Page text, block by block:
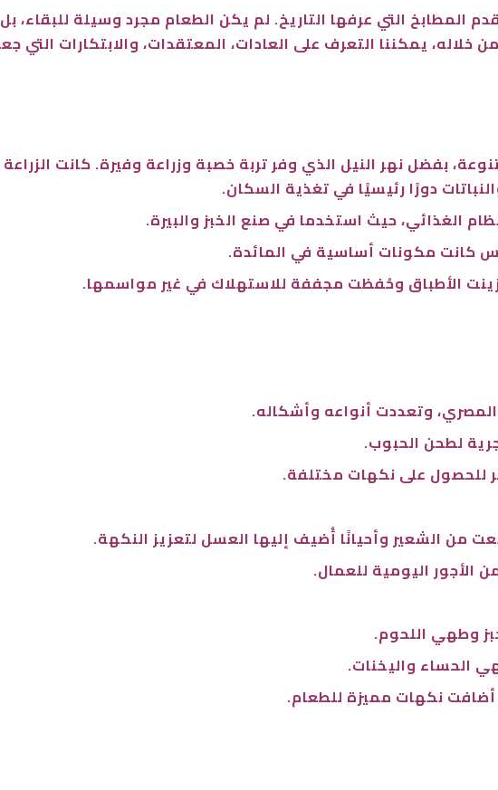
المطابخ التي عرفها التاريخ. لم يكن الطعام مجرد وسيلة للبقاء،
خلاله، يمكننا التعرف على العادات، المعتقدات، والابتكارات التي
بفضل نهر النيل الذي وفر تربة خصبة وزراعة وفيرة. كانت الزراعة
دورًا رئيسيًا في تغذية السكان.
الغذائي، حيث استخدما في صنع الخبز والبيرة.
كانت مكونات أساسية في المائدة.
زينت الأطباق وحُفظت مجففة للاستهلاك في غير مواسمها.
وتعددت أنواعه وأشكاله.
لطحن الحبوب.
للحصول على نكهات مختلفة.
من الشعير وأحيانًا أُضيف إليها العسل لتعزيز النكهة.
الأجور اليومية للعمال.
وطهي اللحوم.
الحساء واليخنات.
أضافت نكهات مميزة للطعام.